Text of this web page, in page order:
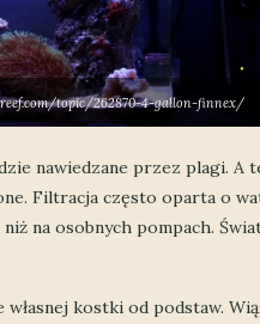
topic/262870-4-gallon-finnex/
nawiedzane przez plagi.
Filtracja często oparta o
na osobnych pompach.
kostki od podstaw.